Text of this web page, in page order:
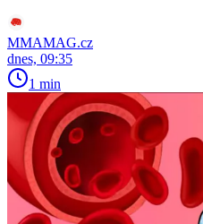
MMAMAG.cz
dnes, 09:35
1 min